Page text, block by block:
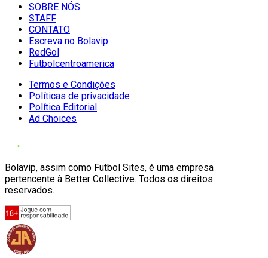
SOBRE NÓS
STAFF
CONTATO
Escreva no Bolavip
RedGol
Futbolcentroamerica
Termos e Condições
Políticas de privacidade
Política Editorial
Ad Choices
Bolavip, assim como Futbol Sites, é uma empresa
pertencente à Better Collective. Todos os direitos
reservados.